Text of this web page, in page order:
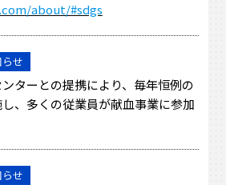
about/#sdgs
せ
ターとの提携により、毎年恒例の
、多くの従業員が献血事業に参加
せ